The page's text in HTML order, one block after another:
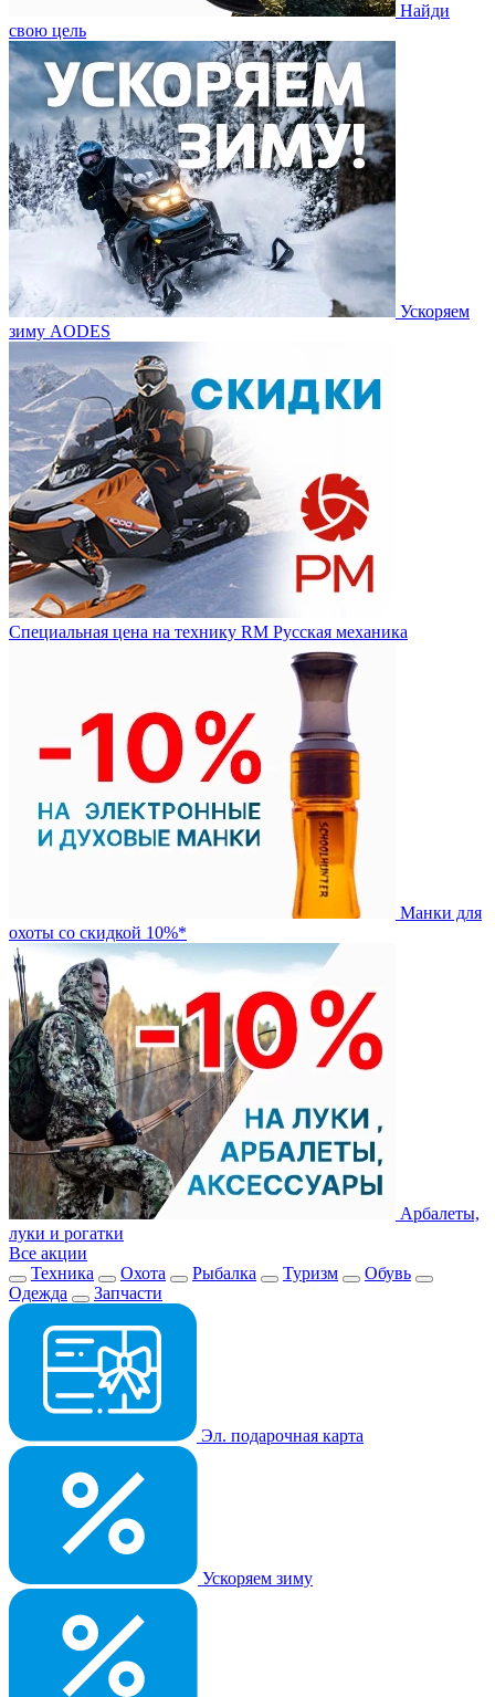
Найди
свою цель
Ускоряем
зиму AODES
Специальная цена на технику RM Русская механика
Манки для
охоты со скидкой 10%*
Арбалеты,
луки и рогатки
Все акции
Техника
Охота Рыбалка Туризм
Обувь
Одежда
Запчасти
Эл. подарочная карта
Ускоряем зиму